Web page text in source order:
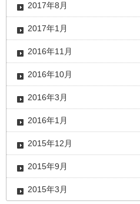
2017年8月
2017年1月
2016年11月
2016年10月
2016年3月
2016年1月
2015年12月
2015年9月
2015年3月